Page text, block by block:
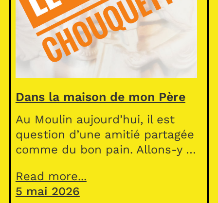
Dans la maison de mon Père
Au Moulin aujourd’hui, il est
question d’une amitié partagée
comme du bon pain. Allons-y …
Read more...
5 mai 2026